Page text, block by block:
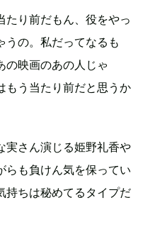
り前だもん、役をやっ
うの。私だってなるも
の映画のあの人じゃ
もう当たり前だと思うか
さん演じる姫野礼香や
らも負けん気を保ってい
持ちは秘めてるタイプだ